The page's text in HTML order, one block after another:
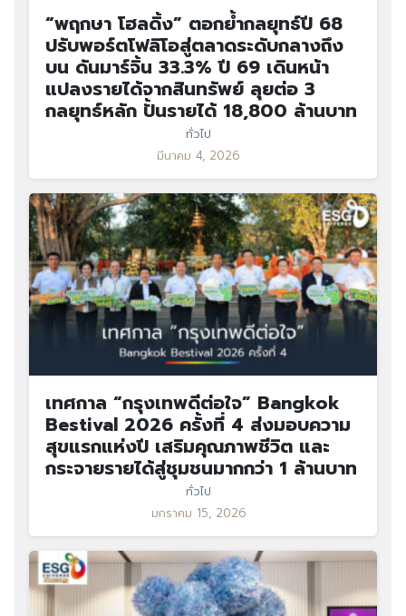
“พฤกษา โฮลดิ้ง” ตอกย้ำกลยุทธ์ปี 68
ปรับพอร์ตโฟลิโอสู่ตลาดระดับกลางถึง
บน ดันมาร์จิ้น 33.3% ปี 69 เดินหน้า
แปลงรายได้จากสินทรัพย์ ลุยต่อ 3
กลยุทธ์หลัก ปั้นรายได้ 18,800 ล้านบาท
ทั่วไป
มีนาคม 4, 2026
เทศกาล “กรุงเทพดีต่อใจ” Bangkok
Bestival 2026 ครั้งที่ 4 ส่งมอบความ
สุขแรกแห่งปี เสริมคุณภาพชีวิต และ
กระจายรายได้สู่ชุมชนมากกว่า 1 ล้านบาท
ทั่วไป
มกราคม 15, 2026